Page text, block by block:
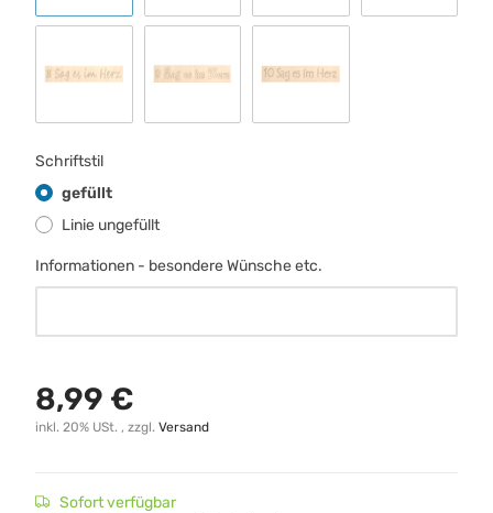
Schrift 4 Schrift 5 Schrift 6
Schriftstil
gefüllt
Linie ungefüllt
Informationen - besondere Wünsche etc.
8,99 €
inkl. 20% USt. , zzgl. Versand
Sofort verfügbar